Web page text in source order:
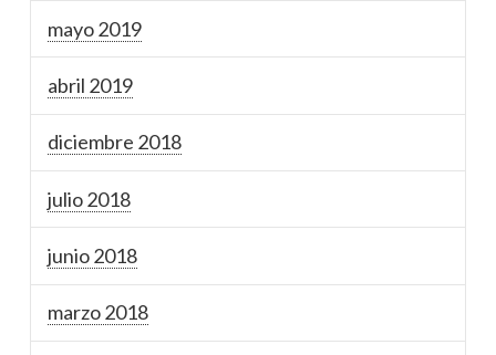
mayo 2019
abril 2019
diciembre 2018
julio 2018
junio 2018
marzo 2018